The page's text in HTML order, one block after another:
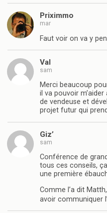
Priximmo
mar
Faut voir on va y
Val
sam
Merci beaucoup
il va pouvoir
de vendeuse et
projet futur qui
Giz’
sam
Conférence de
tous ces conseils,
une première
Comme l’a dit
avoir communiquer